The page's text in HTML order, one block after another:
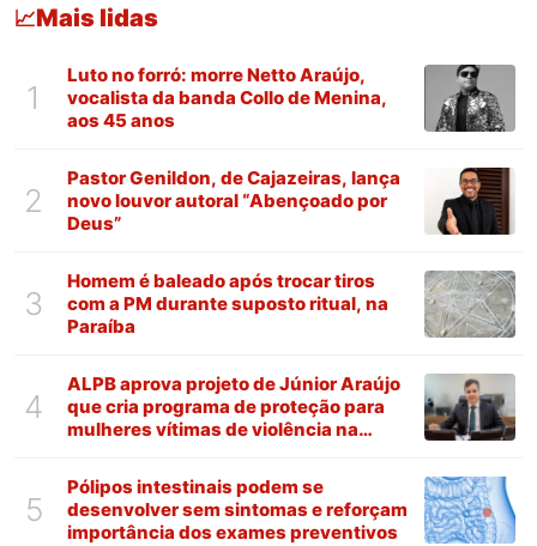
📈Mais lidas
1
Luto no forró: morre Netto Araújo,
vocalista da banda Collo de Menina,
aos 45 anos
2
Pastor Genildon, de Cajazeiras, lança
novo louvor autoral “Abençoado por
Deus”
3
Homem é baleado após trocar tiros
com a PM durante suposto ritual, na
Paraíba
4
ALPB aprova projeto de Júnior Araújo
que cria programa de proteção para
mulheres vítimas de violência na
5
Pólipos intestinais podem se
desenvolver sem sintomas e reforçam
importância dos exames preventivos